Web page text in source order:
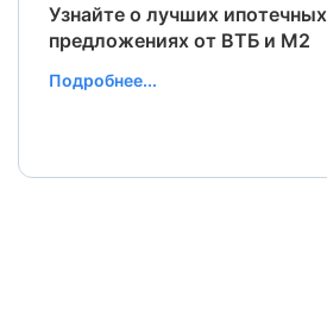
Узнайте о лучших ипотечных
предложениях от ВТБ и М2
Подробнее...